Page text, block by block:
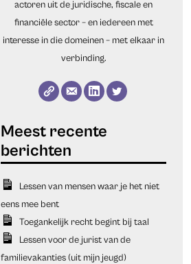
actoren uit de juridische, fiscale en
financiële sector – en iedereen met
interesse in die domeinen – met elkaar in
verbinding.
Lessen van mensen waar je het niet
eens mee bent
Toegankelijk recht begint bij taal
Lessen voor de jurist van de
familievakanties (uit mijn jeugd)